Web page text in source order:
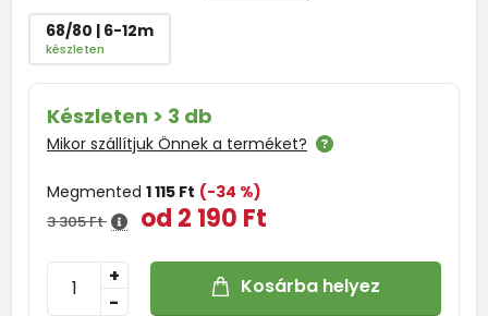
68/80 | 6-12m
készleten
Készleten > 3 db
Mikor szállítjuk Önnek a terméket?
Megmented 1 115 Ft (-34 %)
3 305 Ft od 2 190 Ft
-
+ Kosárba helyez